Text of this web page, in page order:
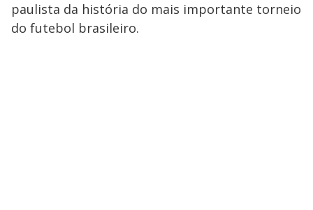
paulista da história do mais importante torneio
do futebol brasileiro.